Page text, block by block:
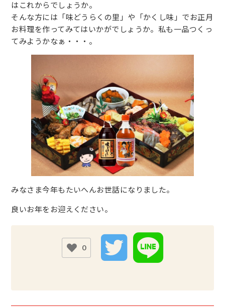
はこれからでしょうか。
そんな方には「味どうらくの里」や「かくし味」でお正月
お料理を作ってみてはいかがでしょうか。私も一品つくっ
てみようかなぁ・・・。
みなさま今年もたいへんお世話になりました。
良いお年をお迎えください。
0